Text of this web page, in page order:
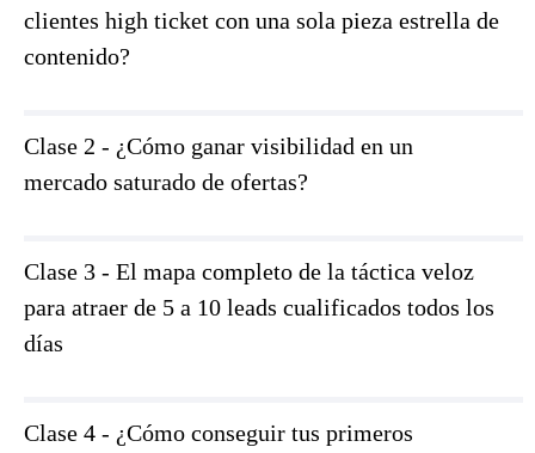
clientes high ticket con una sola pieza estrella de
contenido?
Clase 2 - ¿Cómo ganar visibilidad en un
mercado saturado de ofertas?
Clase 3 - El mapa completo de la táctica veloz
para atraer de 5 a 10 leads cualificados todos los
días
Clase 4 - ¿Cómo conseguir tus primeros